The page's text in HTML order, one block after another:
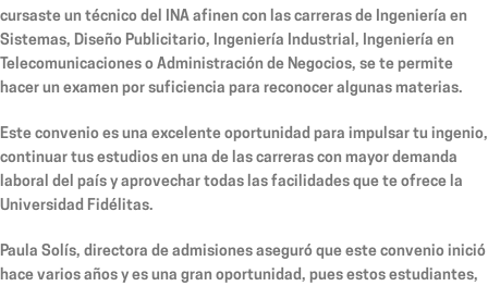
cursaste un técnico del INA afinen con las carreras de Ingeniería en
Sistemas, Diseño Publicitario, Ingeniería Industrial, Ingeniería en
Telecomunicaciones o Administración de Negocios, se te permite
hacer un examen por suficiencia para reconocer algunas materias.
Este convenio es una excelente oportunidad para impulsar tu ingenio,
continuar tus estudios en una de las carreras con mayor demanda
laboral del país y aprovechar todas las facilidades que te ofrece la
Universidad Fidélitas.
Paula Solís, directora de admisiones aseguró que este convenio inició
hace varios años y es una gran oportunidad, pues estos estudiantes,